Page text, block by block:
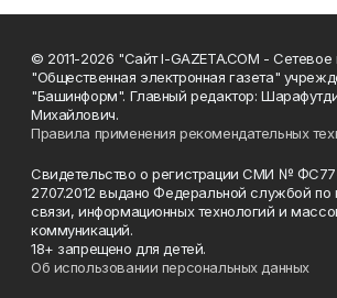
© 2011-2026 "Сайт I-GAZETA.COM - Сетевое
"Общественная электронная газета"
"Башинформ". Главный редактор:
Михайлович.
Правила применения рекомендательных
Свидетельство о регистрации СМИ №
27.07.2012 выдано Федеральной службой по
связи, информационных технологий и
коммуникаций.
18+ запрещено для детей.
Об использовании персональных данных